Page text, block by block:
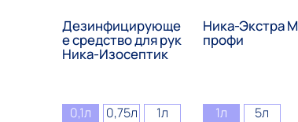
Дезинфицирующе
е средство для рук
Ника-Изосептик
0,1л 0,75л 1л
Ника-Экстра М
профи
1л 5л